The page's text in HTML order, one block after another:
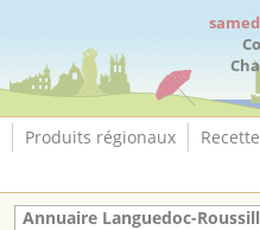
Produits régionaux
Annuaire Languedoc-